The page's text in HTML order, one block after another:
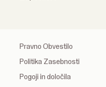
Pravno Obvestilo
Politika Zasebnosti
Pogoji in določila